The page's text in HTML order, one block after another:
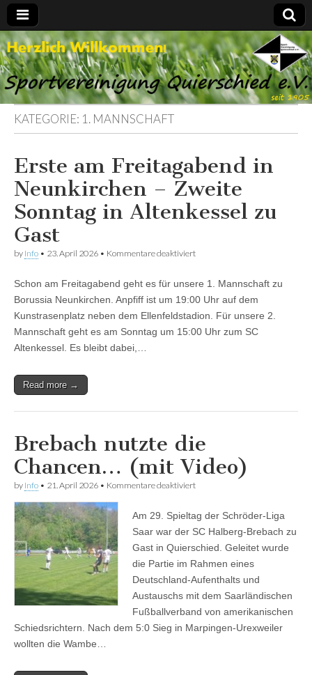
Spvgg.
Quierschied
Offizielle
Internetpräsenz
KATEGORIE: 1. MANNSCHAFT
Erste am Freitagabend in
Neunkirchen – Zweite
Sonntag in Altenkessel zu
Gast
by Info • 23. April 2026 • Kommentare deaktiviertfür
Freitagabend
in
–
Zweite
Schon am Freitagabend geht es für unsere 1. Mannschaft zu
Borussia Neunkirchen. Anpfiff ist um 19:00 Uhr auf dem
Kunstrasenplatz neben dem Ellenfeldstadion. Für unsere 2.
Mannschaft geht es am Sonntag um 15:00 Uhr zum SC
Altenkessel. Es bleibt dabei,…
Read more →
Brebach nutzte die
Chancen… (mit Video)
by Info • 21. April 2026 • Kommentare deaktiviertfür
die
Chancen…
Video)
Am 29. Spieltag der Schröder-Liga
Saar war der SC Halberg-Brebach zu
Gast in Quierschied. Geleitet wurde
die Partie im Rahmen eines
Deutschland-Aufenthalts und
Austauschs mit dem Saarländischen
Fußballverband von amerikanischen
Schiedsrichtern. Nach dem 5:0 Sieg in Marpingen-Urexweiler
wollten die Wambe…